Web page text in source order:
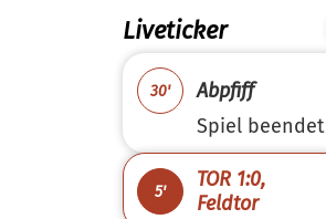
Liveticker
30'
Abpfiff
Spiel beendet
5'
TOR 1:0,
Feldtor